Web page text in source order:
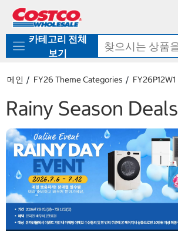
로
기
가
카테고리 전체
보기
메인 FY26 Theme Categories FY26P12W1
Rainy Season Deals